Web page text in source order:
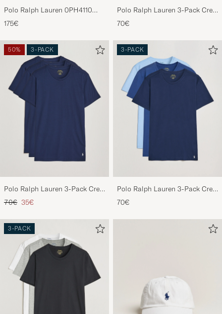
Polo Ralph Lauren 0PH4110
Round Sunglasses Matte Black
175€
Polo Ralph Lauren 3-Pack Crew
Neck T-Shirt Black
70€
50% 3-PACK
Polo Ralph Lauren 3-Pack Crew
Neck T-Shirt Navy
Reguliere prijs
70€ Verlaagd prijs
35€
3-PACK
Polo Ralph Lauren 3-Pack Crew
Neck T-Shirt Navy/Light
Navy/Elite Blue
70€
3-PACK